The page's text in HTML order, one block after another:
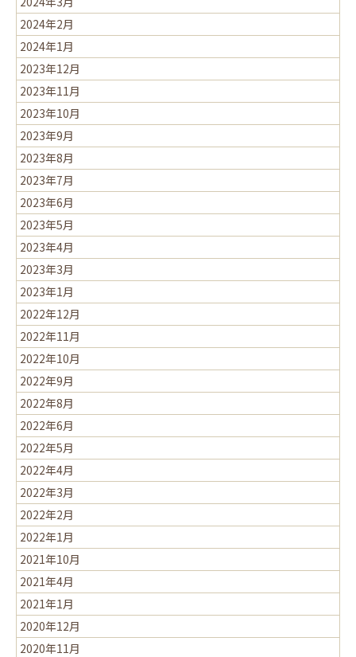
2024年2月
2024年1月
2023年12月
2023年11月
2023年10月
2023年9月
2023年8月
2023年7月
2023年6月
2023年5月
2023年4月
2023年3月
2023年1月
2022年12月
2022年11月
2022年10月
2022年9月
2022年8月
2022年6月
2022年5月
2022年4月
2022年3月
2022年2月
2022年1月
2021年10月
2021年4月
2021年1月
2020年12月
2020年11月